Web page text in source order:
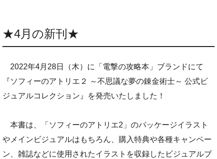
★4月の新刊★
2022年4月28日（木）に「電撃の攻略本」ブランドにて
『ソフィーのアトリエ２ ～不思議な夢の錬金術士～ 公式ビ
ジュアルコレクション』を発売いたしました！
本書は、「ソフィーのアトリエ2」のパッケージイラスト
やメインビジュアルはもちろん、購入特典や各種キャンペー
ン、雑誌などに使用されたイラストを収録したビジュアルブ